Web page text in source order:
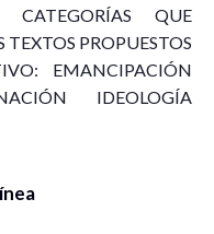
CATEGORÍAS QUE
TEXTOS PROPUESTOS
EMANCIPACIÓN
IDEOLOGÍA